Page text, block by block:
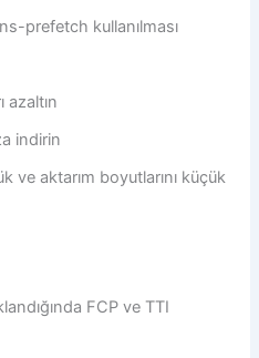
prefetch kullanılması
azaltın
indirin
ve aktarım boyutlarını küçük
FCP ve TTI